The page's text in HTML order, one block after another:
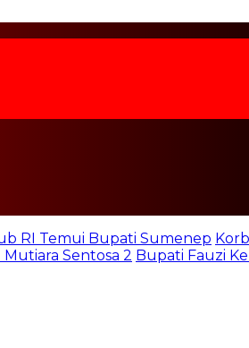
RI Temui Bupati Sumenep
Sentosa 2 Bupati Fauzi